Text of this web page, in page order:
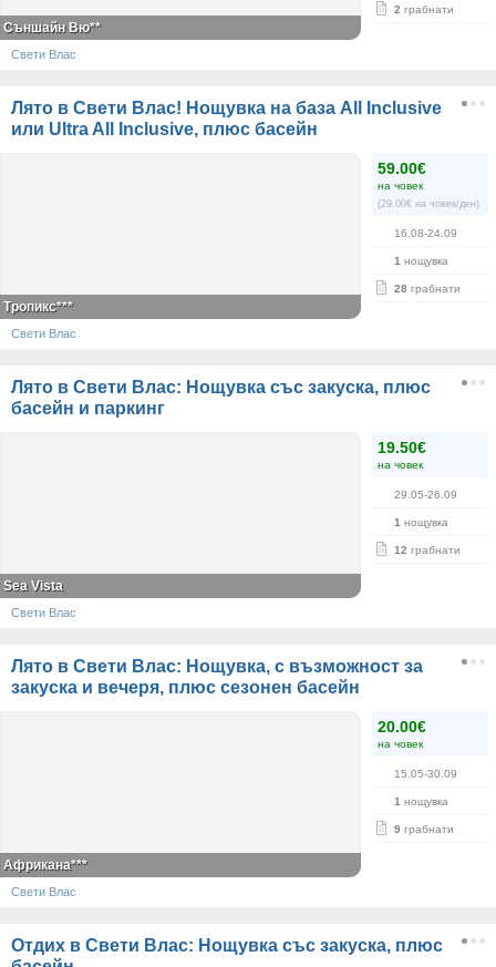
2 грабнати
Съншайн Вю**
Свети Влас
Лято в Свети Влас! Нощувка на база All Inclusive
или Ultra All Inclusive, плюс басейн
59.00€
на човек
(29.00€ на човек/ден)
16.08-24.09
1 нощувка
28 грабнати
Тропикс***
Свети Влас
Лято в Свети Влас: Нощувка със закуска, плюс
басейн и паркинг
19.50€
на човек
29.05-26.09
1 нощувка
12 грабнати
Sea Vista
Свети Влас
Лято в Свети Влас: Нощувка, с възможност за
закуска и вечеря, плюс сезонен басейн
20.00€
на човек
15.05-30.09
1 нощувка
9 грабнати
Африкана***
Свети Влас
Отдих в Свети Влас: Нощувка със закуска, плюс